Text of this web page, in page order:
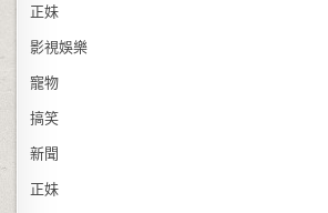
正妹
影視娛樂
寵物
搞笑
新聞
正妹